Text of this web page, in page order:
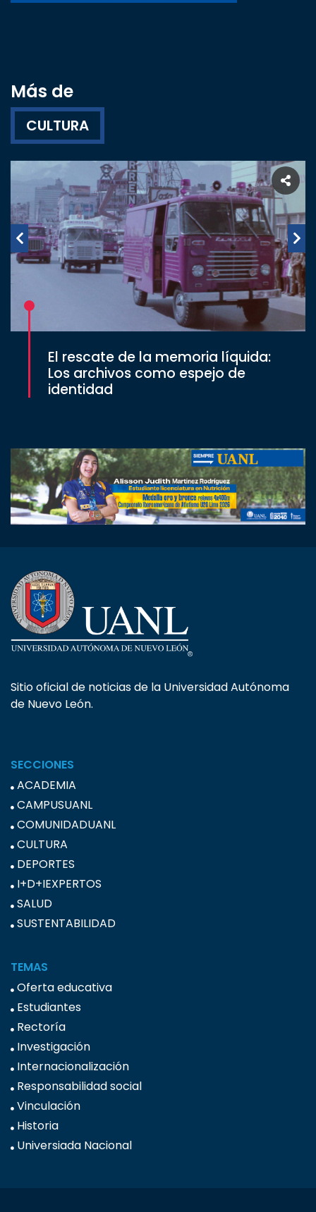
Más de
CULTURA
El rescate de la memoria líquida:
Los archivos como espejo de
identidad
Sitio oficial de noticias de la Universidad Autónoma
de Nuevo León.
SECCIONES
ACADEMIA
CAMPUSUANL
COMUNIDADUANL
CULTURA
DEPORTES
I+D+IEXPERTOS
SALUD
SUSTENTABILIDAD
TEMAS
Oferta educativa
Estudiantes
Rectoría
Investigación
Internacionalización
Responsabilidad social
Vinculación
Historia
Universiada Nacional